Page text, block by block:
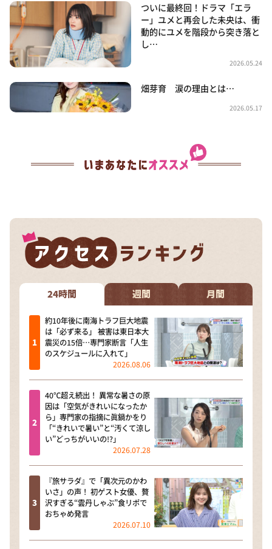
ついに最終回！ドラマ「エラ
ー」ユメと再会した未央は、衝
動的にユメを階段から突き落と
し…
2026.05.24
畑芽育 涙の理由とは…
2026.05.17
24時間 週間 月間
約10年後に南海トラフ巨大地震
は「必ず来る」 被害は東日本大
震災の15倍…専門家断言「人生
のスケジュールに入れて」
2026.08.06
40℃超え続出！ 異常な暑さの原
因は「空気がきれいになったか
ら」専門家の指摘に眞鍋かをり
「“きれいで暑い”と“汚くて涼し
い”どっちがいいの!?」
2026.07.28
『旅サラダ』で「異次元のかわ
いさ」の声！ 初ゲスト女優、贅
沢すぎる“雲丹しゃぶ”食リポで
おちゃめ発言
2026.07.10